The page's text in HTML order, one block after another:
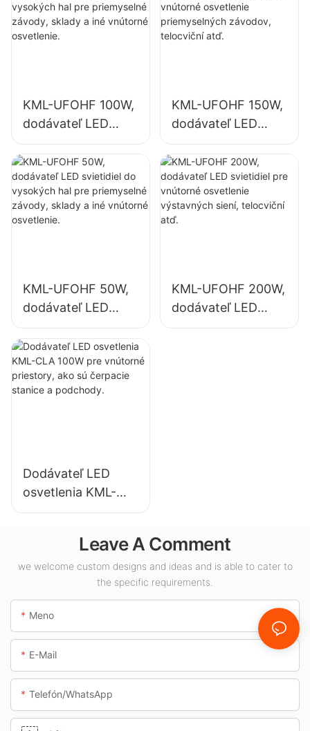
KML-UFOHF 100W,
dodávateľ LED
svietidiel do
vysokých hal pre
priemyselné
závody, sklady a
iné vnútorné
KML-UFOHF 150W,
dodávateľ LED
svietidiel pre
vnútorné
osvetlenie
priemyselných
závodov, telocviční
KML-UFOHF 50W,
dodávateľ LED
svietidiel do
vysokých hal pre
priemyselné
závody, sklady a
KML-UFOHF 200W,
dodávateľ LED
svietidiel pre
Dodávateľ LED
osvetlenia KML-
CLA 100W pre
ako sú čerpacie
stanice a
Leave A Comment
we welcome custom designs and ideas and is able to cater to
the specific requirements.
Meno
E-Mail
Telefón/whatsApp